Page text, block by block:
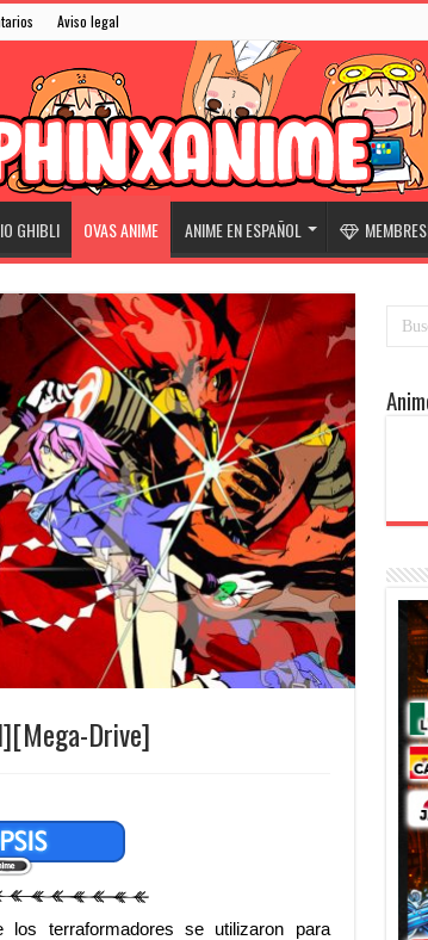
Aviso legal
GHIBLI OVAS ANIME ANIME EN ESPAÑOL
Drive]
los terraformadores se utilizaron para